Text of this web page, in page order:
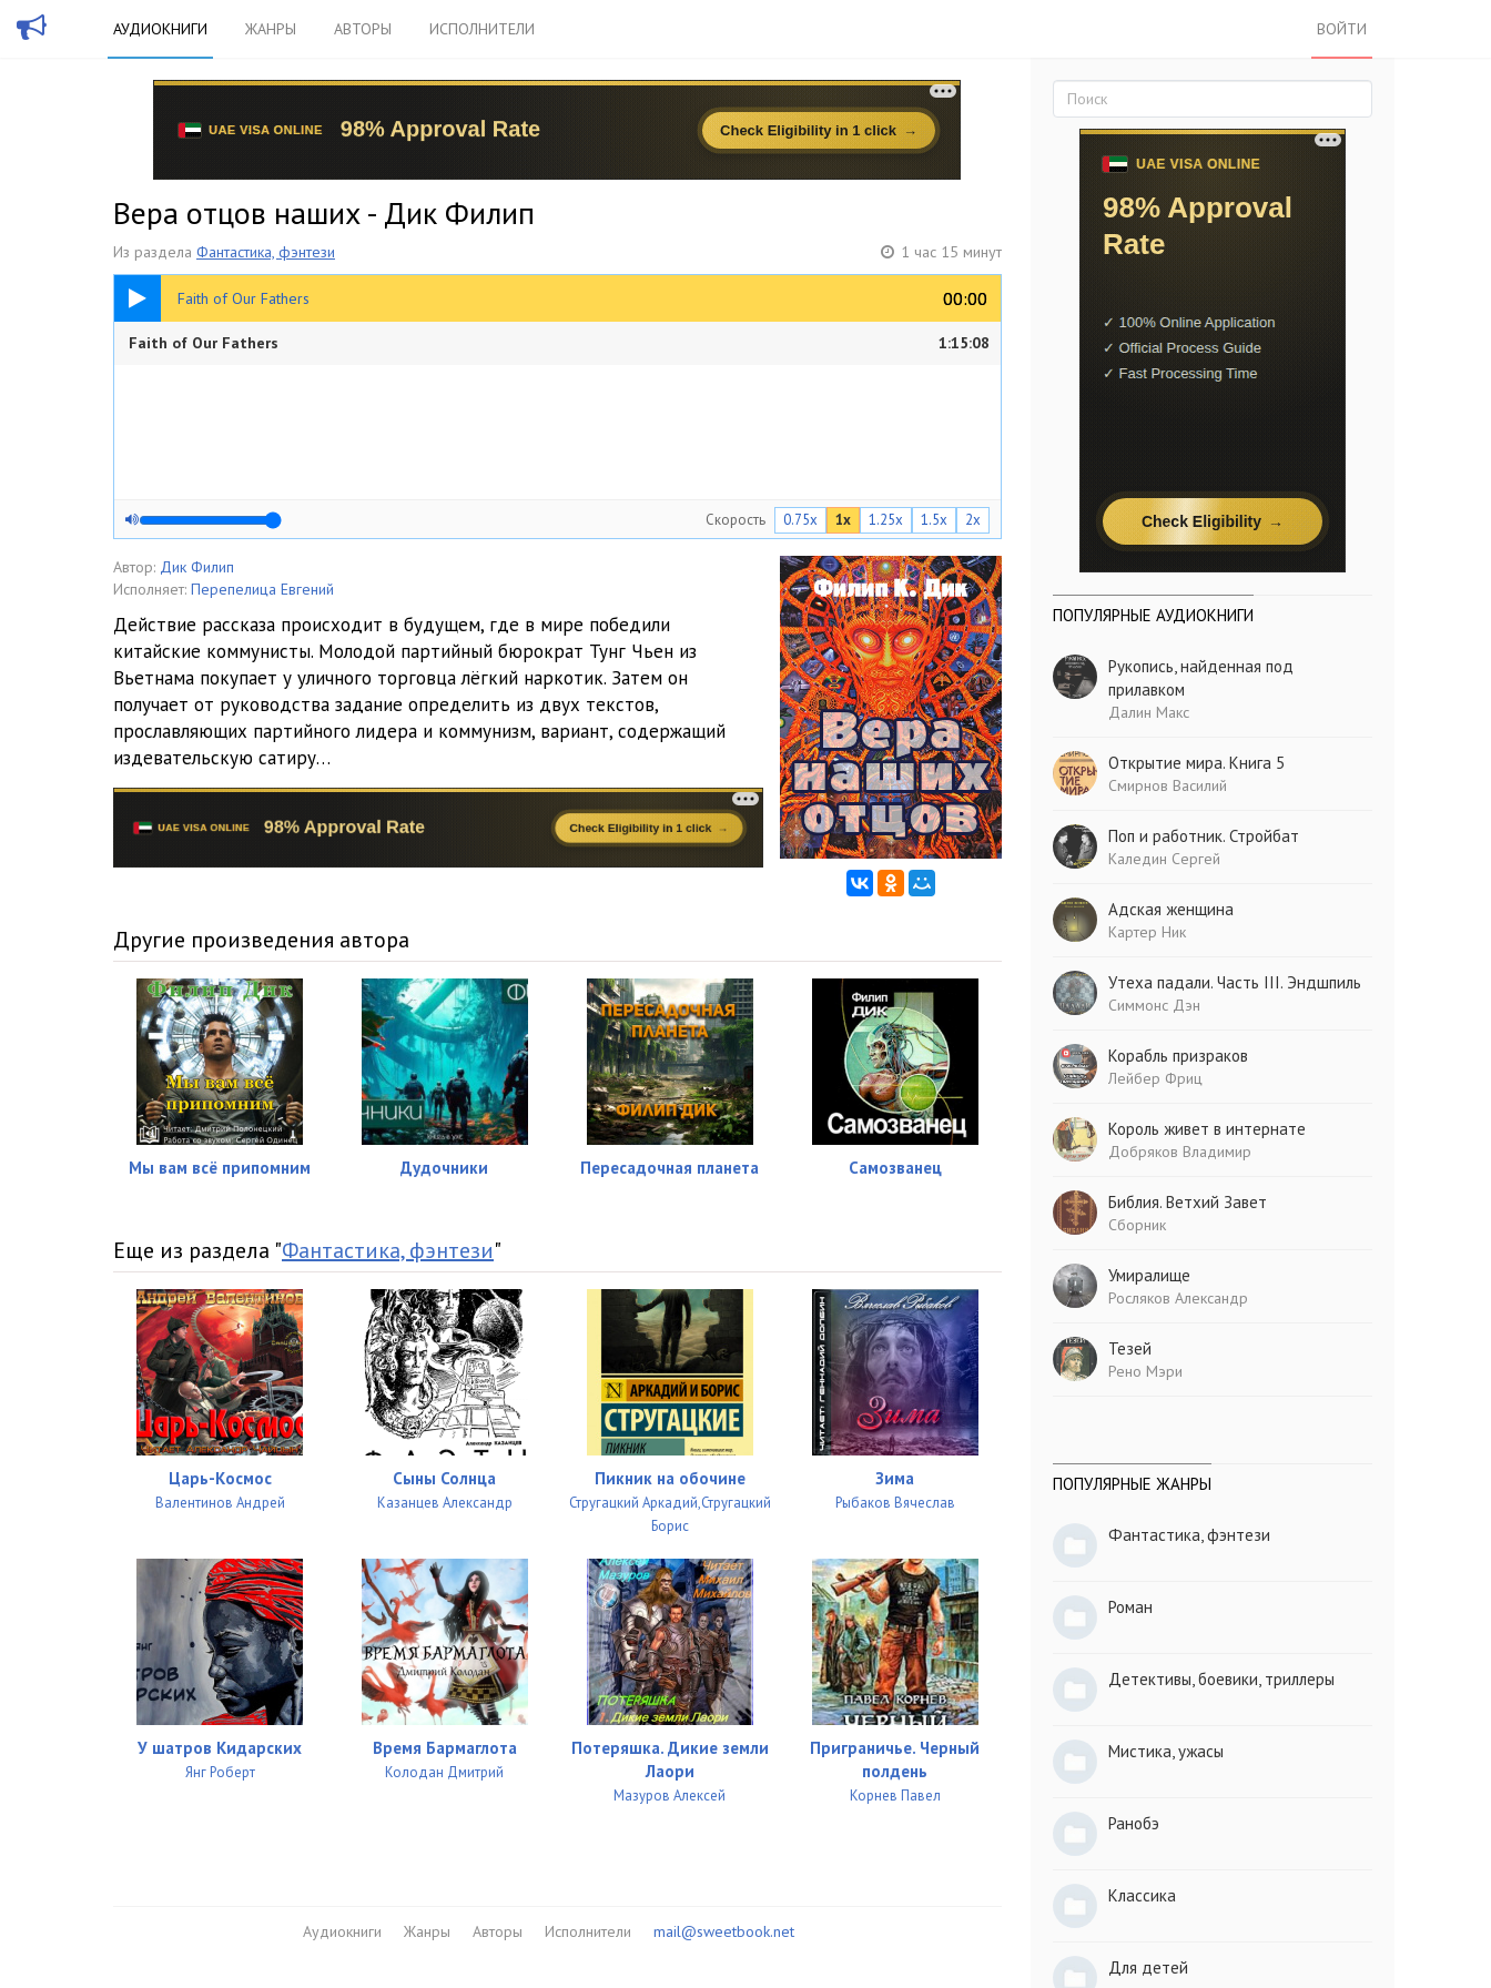
АУДИОКНИГИ ЖАНРЫ АВТОРЫ ИСПОЛНИТЕЛИ ВОЙТИ
Вера отцов наших - Дик Филип
Из раздела Фантастика, фэнтези 1 час 15 минут
Faith of Our Fathers 00:00
00:00
1:15:08
Faith of Our Fathers 1:15:08
Скорость 0.75x 1x 1.25x 1.5x 2x
Автор: Дик Филип
Исполняет: Перепелица Евгений
Действие рассказа происходит в будущем, где в мире победили
китайские коммунисты. Молодой партийный бюрократ Тунг Чьен из
Вьетнама покупает у уличного торговца лёгкий наркотик. Затем он
получает от руководства задание определить из двух текстов,
прославляющих партийного лидера и коммунизм, вариант, содержащий
издевательскую сатиру…
Другие произведения автора
Мы вам всё припомним Дудочники Пересадочная планета Самозванец
Еще из раздела "Фантастика, фэнтези"
Царь-Космос
Валентинов Андрей
Сыны Солнца
Казанцев Александр
Пикник на обочине
Стругацкий Аркадий,Стругацкий
Борис
Зима
Рыбаков Вячеслав
У шатров Кидарских
Янг Роберт
Время Бармаглота
Колодан Дмитрий
Потеряшка. Дикие земли
Лаори
Мазуров Алексей
Приграничье. Черный
полдень
Корнев Павел
Аудиокниги Жанры Авторы Исполнители mail@sweetbook.net
ПОПУЛЯРНЫЕ АУДИОКНИГИ
Рукопись, найденная под
прилавком
Далин Макс
Открытие мира. Книга 5
Смирнов Василий
Поп и работник. Стройбат
Каледин Сергей
Адская женщина
Картер Ник
Утеха падали. Часть III. Эндшпиль
Симмонс Дэн
Корабль призраков
Лейбер Фриц
Король живет в интернате
Добряков Владимир
Библия. Ветхий Завет
Сборник
Умиралище
Росляков Александр
Тезей
Рено Мэри
ПОПУЛЯРНЫЕ ЖАНРЫ
Фантастика, фэнтези
Роман
Детективы, боевики, триллеры
Мистика, ужасы
Ранобэ
Классика
Для детей